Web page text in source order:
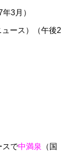
3月）
ース）（午後2
スで中満泉
（国